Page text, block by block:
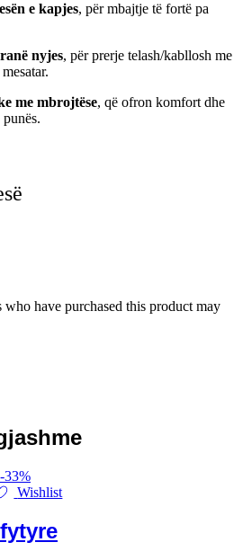
e kapjes, për mbajtje të fortë pa
nyjes, për prerje telash/kabllosh me
me mbrojtëse, që ofron komfort dhe
have purchased this product may
-33%
Wishlist